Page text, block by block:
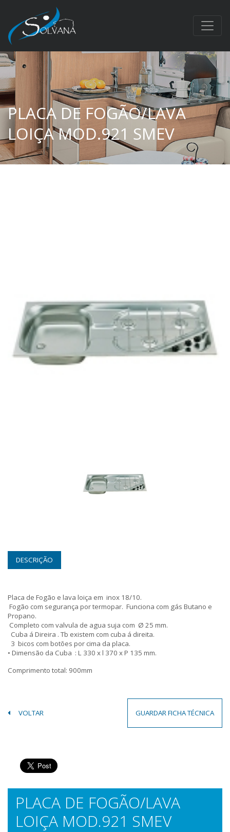
PLACA DE FOGÃO/LAVA
LOIÇA MOD.921 SMEV
DESCRIÇÃO
Placa de Fogão e lava loiça em inox 18/10.
Fogão com segurança por termopar. Funciona com gás Butano e
Propano.
Completo com valvula de agua suja com Ø 25 mm.
Cuba á Direira . Tb existem com cuba á direita.
3 bicos com botões por cima da placa.
• Dimensão da Cuba : L 330 x l 370 x P 135 mm.
Comprimento total: 900mm
VOLTAR GUARDAR FICHA TÉCNICA
PLACA DE FOGÃO/LAVA
LOIÇA MOD.921 SMEV